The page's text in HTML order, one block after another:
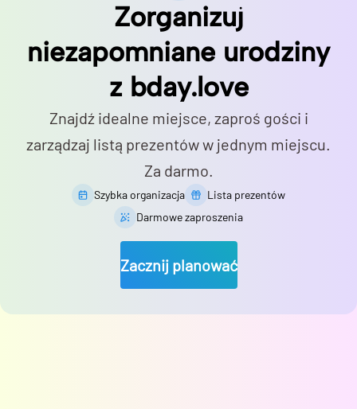
Zorganizuj
niezapomniane urodziny
z bday.love
Znajdź idealne miejsce, zaproś gości i
zarządzaj listą prezentów w jednym miejscu.
Za darmo.
Szybka organizacja
Lista prezentów
Darmowe zaproszenia
Zacznij planować